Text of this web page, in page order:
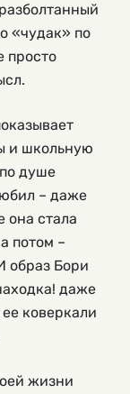
«чудак» по
просто
и школьную
душе
– даже
она стала
потом –
образ Бори
даже
коверкали
жизни